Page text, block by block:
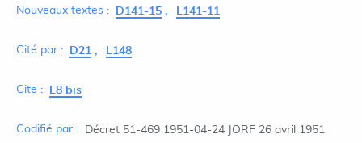
Nouveaux textes : D141-15 L141-11
Cité par : D21 L148
Cite : L8 bis
Codifié par : Décret 51-469 1951-04-24 JORF 26 avril 1951